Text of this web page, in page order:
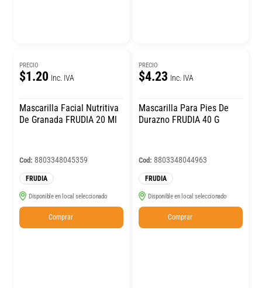
PRECIO
$1.20 Inc. IVA
Mascarilla Facial Nutritiva
De Granada FRUDIA 20 Ml
Cod: 8803348045359
FRUDIA
Disponible en local seleccionado
Comprar
PRECIO
$4.23 Inc. IVA
Mascarilla Para Pies De
Durazno FRUDIA 40 G
Cod: 8803348044963
FRUDIA
Disponible en local seleccionado
Comprar